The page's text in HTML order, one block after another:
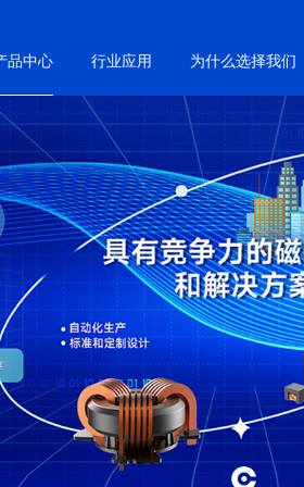
品中心 行业应用 为什么选择我们